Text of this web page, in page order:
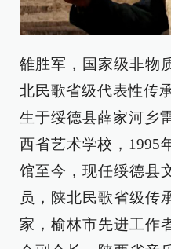
雒胜军，国家级非物
北民歌省级代表性传
生于绥德县薛家河乡
西省艺术学校，1995
馆至今，现任绥德县
员，陕北民歌省级传
家，榆林市先进工作